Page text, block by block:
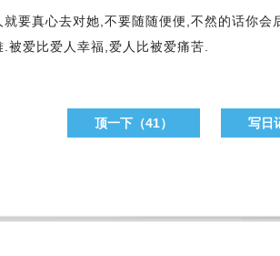
就要真心去对她,不要随随便便,不然的话你会
爱比爱人 幸福 ,爱人比被爱痛苦.
顶一下（41） 写日